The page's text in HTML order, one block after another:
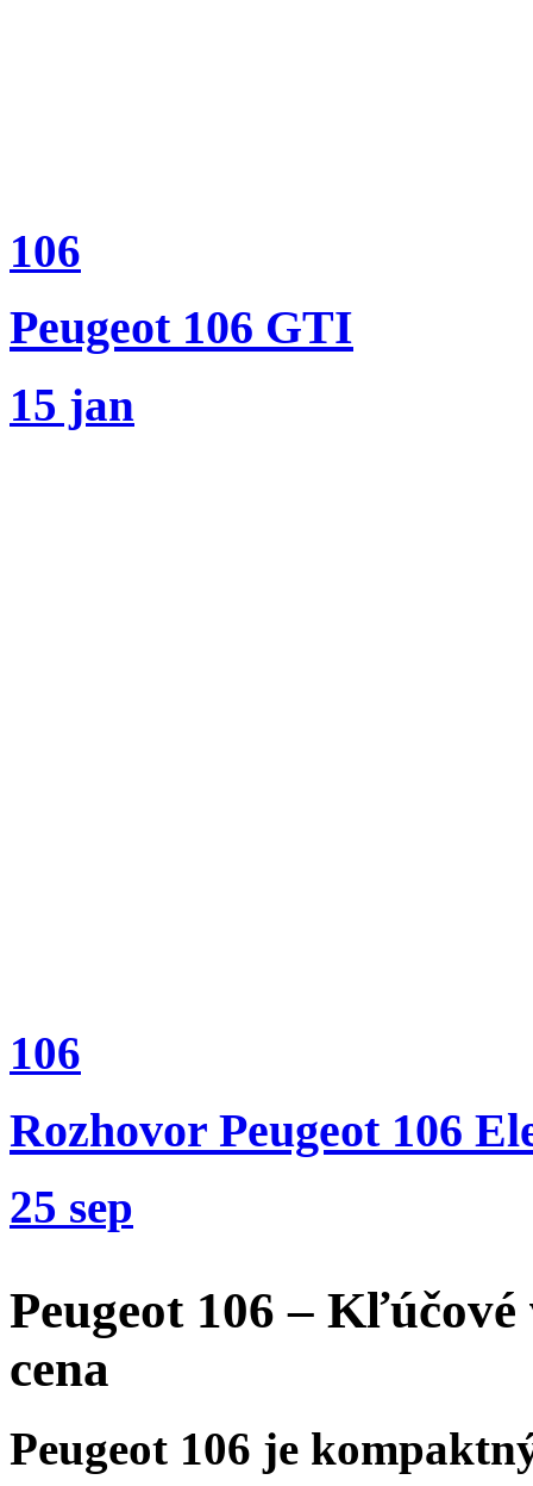
106
Peugeot 106 GTI
15 jan
106
Rozhovor Peugeot 106
25 sep
Peugeot 106 –
cena
Peugeot 106 je